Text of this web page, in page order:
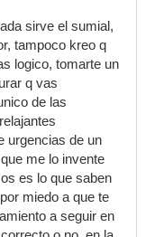
sirve el sumial,
tampoco kreo q
logico, tomarte un
q vas
de las
urgencias de un
me lo invente
es lo que saben
miedo a que te
a seguir en